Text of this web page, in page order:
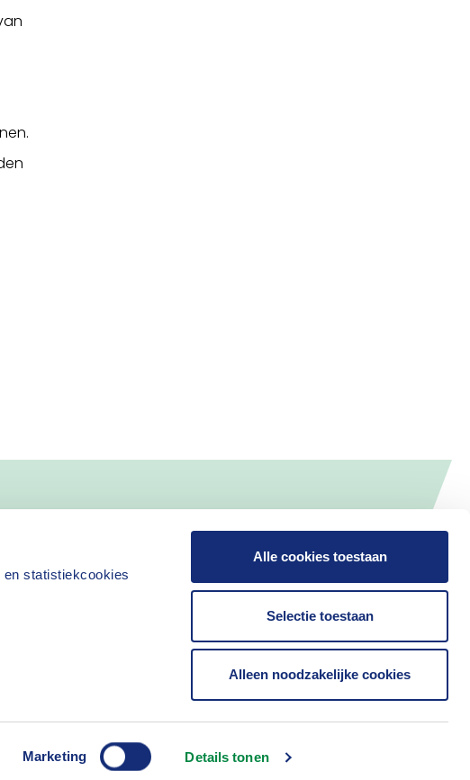
statistiekcookies
Marketing Details tonen
Alle cookies toestaan
Selectie toestaan
Alleen noodzakelijke cookies